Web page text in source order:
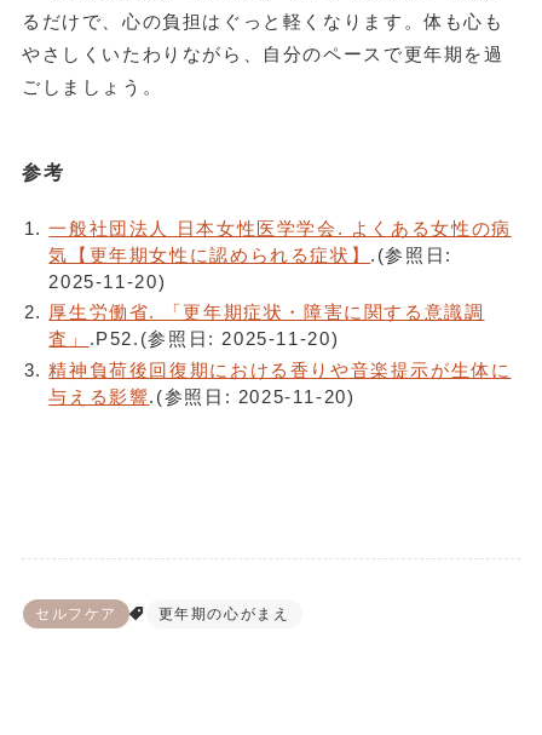
るだけで、心の負担はぐっと軽くなります。体も心も
やさしくいたわりながら、自分のペースで更年期を過
ごしましょう。
参考
一般社団法人 日本女性医学学会. よくある女性の病
気【更年期女性に認められる症状】 .(参照日:
2025‑11‑20)
厚生労働省. 「更年期症状・障害に関する意識調
査」 .P52.(参照日: 2025‑11‑20)
精神負荷後回復期における香りや音楽提示が生体に
与える影響.(参照日: 2025‑11‑20)
セルフケア 更年期の心がまえ